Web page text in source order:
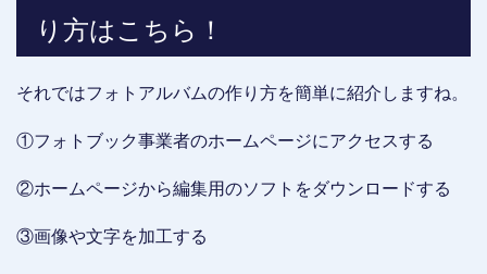
り方はこちら！
それではフォトアルバムの作り方を簡単に紹介しますね。
①フォトブック事業者のホームページにアクセスする
②ホームページから編集用のソフトをダウンロードする
③画像や文字を加工する